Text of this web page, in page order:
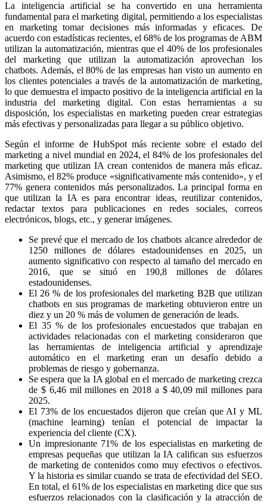
La inteligencia artificial se ha convertido en una herramienta
fundamental para el marketing digital, permitiendo a los especialistas
en marketing tomar decisiones más informadas y eficaces. De
acuerdo con estadísticas recientes, el 68% de los programas de ABM
utilizan la automatización, mientras que el 40% de los profesionales
del marketing que utilizan la automatización aprovechan los
chatbots. Además, el 80% de las empresas han visto un aumento en
los clientes potenciales a través de la automatización de marketing,
lo que demuestra el impacto positivo de la inteligencia artificial en la
industria del marketing digital. Con estas herramientas a su
disposición, los especialistas en marketing pueden crear estrategias
más efectivas y personalizadas para llegar a su público objetivo.
Según el informe de HubSpot más reciente sobre el estado del
marketing a nivel mundial en 2024, el 84% de los profesionales del
marketing que utilizan IA crean contenidos de manera más eficaz.
Asimismo, el 82% produce «significativamente más contenido», y el
77% genera contenidos más personalizados. La principal forma en
que utilizan la IA es para encontrar ideas, reutilizar contenidos,
redactar textos para publicaciones en redes sociales, correos
electrónicos, blogs, etc., y generar imágenes.
Se prevé que el mercado de los chatbots alcance alrededor de
1250 millones de dólares estadounidenses en 2025, un
aumento significativo con respecto al tamaño del mercado en
2016, que se situó en 190,8 millones de dólares
estadounidenses.
El 26 % de los profesionales del marketing B2B que utilizan
chatbots en sus programas de marketing obtuvieron entre un
diez y un 20 % más de volumen de generación de leads.
El 35 % de los profesionales encuestados que trabajan en
actividades relacionadas con el marketing consideraron que
las herramientas de inteligencia artificial y aprendizaje
automático en el marketing eran un desafío debido a
problemas de riesgo y gobernanza.
Se espera que la IA global en el mercado de marketing crezca
de $ 6,46 mil millones en 2018 a $ 40,09 mil millones para
2025.
El 73% de los encuestados dijeron que creían que AI y ML
(machine learning) tenían el potencial de impactar la
experiencia del cliente (CX).
Un impresionante 71% de los especialistas en marketing de
empresas pequeñas que utilizan la IA califican sus esfuerzos
de marketing de contenidos como muy efectivos o efectivos.
Y la historia es similar cuando se trata de efectividad del SEO.
En total, el 61% de los especialistas en marketing dice que sus
esfuerzos relacionados con la clasificación y la atracción de